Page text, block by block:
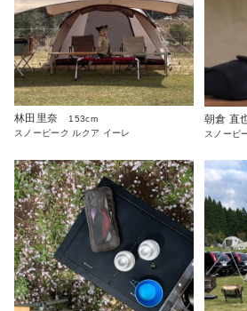
林田里奈
153cm
スノーピーク ルクア イーレ
朝倉 直
スノーピ